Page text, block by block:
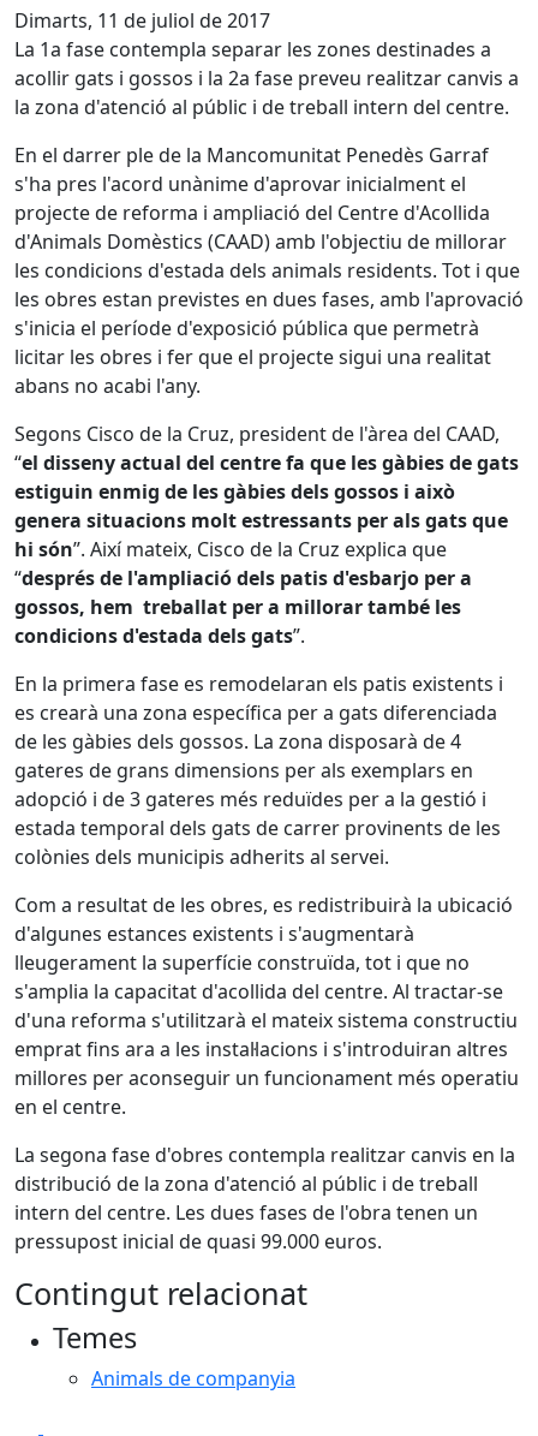
Dimarts, 11 de juliol de 2017
La 1a fase contempla separar les zones destinades a
acollir gats i gossos i la 2a fase preveu realitzar canvis a
la zona d'atenció al públic i de treball intern del centre.
En el darrer ple de la Mancomunitat Penedès Garraf
s'ha pres l'acord unànime d'aprovar inicialment el
projecte de reforma i ampliació del Centre d'Acollida
d'Animals Domèstics (CAAD) amb l'objectiu de millorar
les condicions d'estada dels animals residents. Tot i que
les obres estan previstes en dues fases, amb l'aprovació
s'inicia el període d'exposició pública que permetrà
licitar les obres i fer que el projecte sigui una realitat
abans no acabi l'any.
Segons Cisco de la Cruz, president de l'àrea del CAAD,
“el disseny actual del centre fa que les gàbies de gats
estiguin enmig de les gàbies dels gossos i això
genera situacions molt estressants per als gats que
hi són”. Així mateix, Cisco de la Cruz explica que
“després de l'ampliació dels patis d'esbarjo per a
gossos, hem treballat per a millorar també les
condicions d'estada dels gats”.
En la primera fase es remodelaran els patis existents i
es crearà una zona específica per a gats diferenciada
de les gàbies dels gossos. La zona disposarà de 4
gateres de grans dimensions per als exemplars en
adopció i de 3 gateres més reduïdes per a la gestió i
estada temporal dels gats de carrer provinents de les
colònies dels municipis adherits al servei.
Com a resultat de les obres, es redistribuirà la ubicació
d'algunes estances existents i s'augmentarà
lleugerament la superfície construïda, tot i que no
s'amplia la capacitat d'acollida del centre. Al tractar-se
d'una reforma s'utilitzarà el mateix sistema constructiu
emprat fins ara a les instal·lacions i s'introduiran altres
millores per aconseguir un funcionament més operatiu
en el centre.
La segona fase d'obres contempla realitzar canvis en la
distribució de la zona d'atenció al públic i de treball
intern del centre. Les dues fases de l'obra tenen un
pressupost inicial de quasi 99.000 euros.
Contingut relacionat
Temes
Animals de companyia